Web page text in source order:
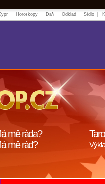
Horoskopy Daň Odklad Sídlo
mě ráda?
mě rád?